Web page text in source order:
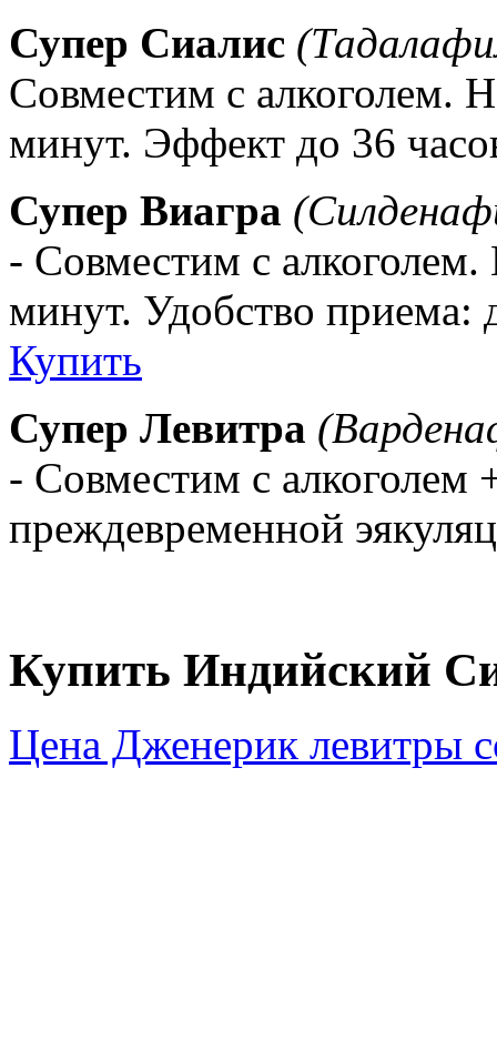
Супер Сиалис
Совместим с алкоголем.
минут. Эффект до 36
Супер Виагра
- Совместим с алкоголем.
минут. Удобство приема:
Купить
Супер Левитра
- Совместим с алкоголем
преждевременной
Купить Индийский
Цена Дженерик левитры